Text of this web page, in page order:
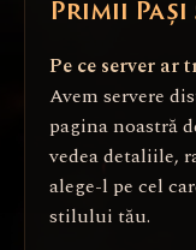
Primii
Pe ce server ar
Avem servere
pagina noastră
vedea detaliile,
alege-l pe cel
stilului tău.